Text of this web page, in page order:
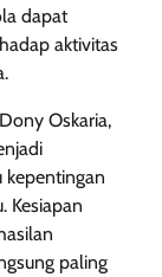
dapat
aktivitas
Oskaria,
kepentingan
Kesiapan
paling